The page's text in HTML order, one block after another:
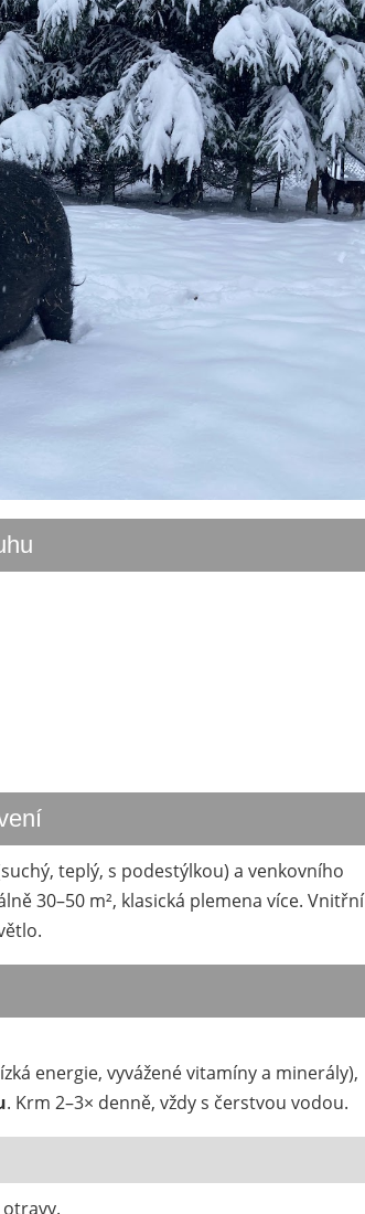
teplý, s podestýlkou) a venkovního
30–50 m², klasická plemena více. Vnitřní
energie, vyvážené vitamíny a minerály),
. Krm 2–3× denně, vždy s čerstvou vodou.